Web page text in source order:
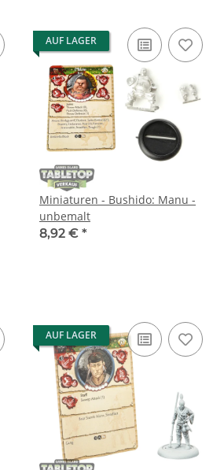
AUF LAGER
Miniaturen - Bushido: Manu -
unbemalt
8,92 € *
AUF LAGER